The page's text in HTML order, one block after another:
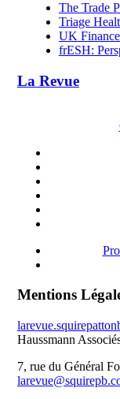
The Trade
Triage
UK
frESH:
La Revue
Mentions
Haussmann
7, rue du Général